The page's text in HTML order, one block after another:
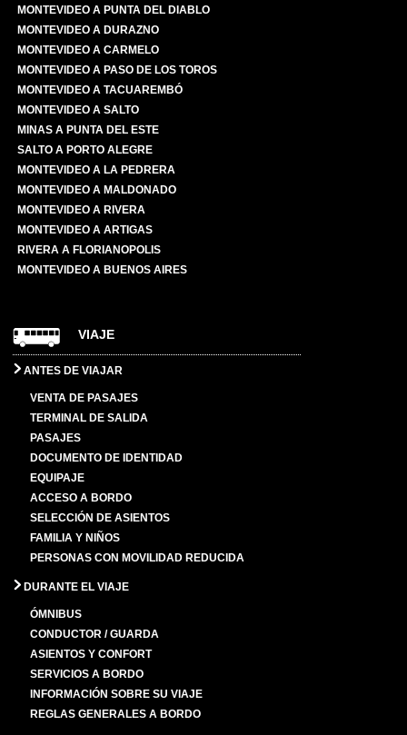
MONTEVIDEO A PUNTA DEL DIABLO
MONTEVIDEO A DURAZNO
MONTEVIDEO A CARMELO
MONTEVIDEO A PASO DE LOS TOROS
MONTEVIDEO A TACUAREMBÓ
MONTEVIDEO A SALTO
MINAS A PUNTA DEL ESTE
SALTO A PORTO ALEGRE
MONTEVIDEO A LA PEDRERA
MONTEVIDEO A MALDONADO
MONTEVIDEO A RIVERA
MONTEVIDEO A ARTIGAS
RIVERA A FLORIANOPOLIS
MONTEVIDEO A BUENOS AIRES
VIAJE
ANTES DE VIAJAR
VENTA DE PASAJES
TERMINAL DE SALIDA
PASAJES
DOCUMENTO DE IDENTIDAD
EQUIPAJE
ACCESO A BORDO
SELECCIÓN DE ASIENTOS
FAMILIA Y NIÑOS
PERSONAS CON MOVILIDAD REDUCIDA
DURANTE EL VIAJE
ÓMNIBUS
CONDUCTOR / GUARDA
ASIENTOS Y CONFORT
SERVICIOS A BORDO
INFORMACIÓN SOBRE SU VIAJE
REGLAS GENERALES A BORDO